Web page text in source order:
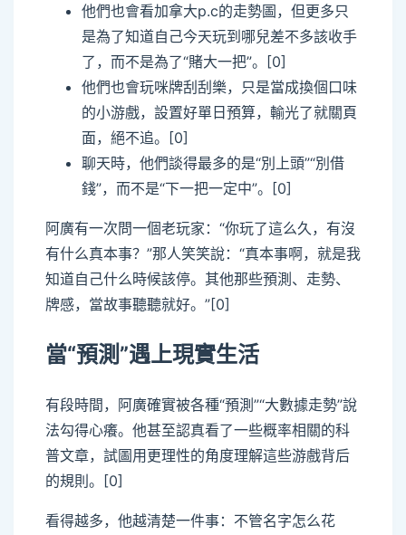
他們也會看加拿大p.c的走勢圖，但更多只
是為了知道自己今天玩到哪兒差不多該收手
了，而不是為了“賭大一把”。[0]
他們也會玩咪牌刮刮樂，只是當成換個口味
的小游戲，設置好單日預算，輸光了就關頁
面，絕不追。[0]
聊天時，他們談得最多的是“別上頭”“別借
錢”，而不是“下一把一定中”。[0]
阿廣有一次問一個老玩家：“你玩了這么久，有沒
有什么真本事？”那人笑笑說：“真本事啊，就是我
知道自己什么時候該停。其他那些預測、走勢、
牌感，當故事聽聽就好。”[0]
當“預測”遇上現實生活
有段時間，阿廣確實被各種“預測”“大數據走勢”說
法勾得心癢。他甚至認真看了一些概率相關的科
普文章，試圖用更理性的角度理解這些游戲背后
的規則。[0]
看得越多，他越清楚一件事：不管名字怎么花